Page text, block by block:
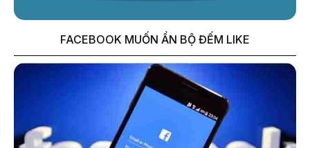
FACEBOOK MUỐN ẨN BỘ ĐẾM LIKE